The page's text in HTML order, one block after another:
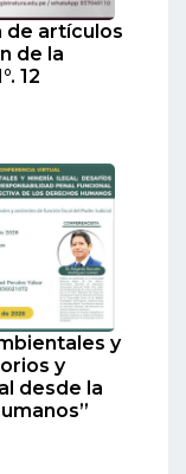
de artículos
de la
12
y
y
desde la